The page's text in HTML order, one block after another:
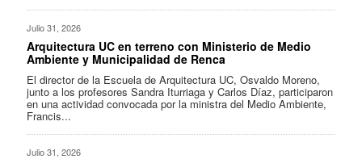
Julio 31, 2026
Arquitectura UC en terreno con Ministerio de Medio
Ambiente y Municipalidad de Renca
El director de la Escuela de Arquitectura UC, Osvaldo Moreno,
junto a los profesores Sandra Iturriaga y Carlos Díaz, participaron
en una actividad convocada por la ministra del Medio Ambiente,
Francis...
Julio 31, 2026